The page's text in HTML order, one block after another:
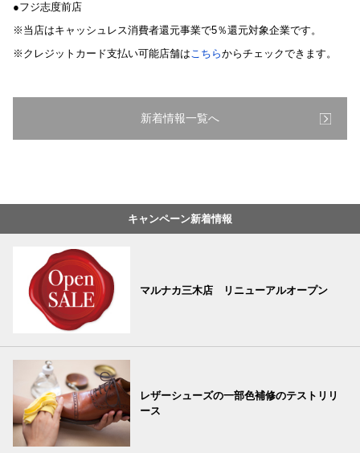
●フジ志度前店
※当店はキャッシュレス消費者還元事業で5％還元対象企業です。
※クレジットカード支払い可能店舗はこちらからチェックできます。
新着情報一覧へ
キャンペーン新着情報
マルナカ三木店 リニューアルオープン
レザーシューズの一部色補修のテストリリ
ース